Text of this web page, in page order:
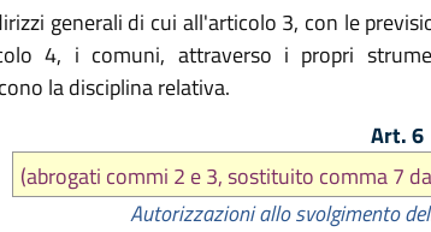
generali di cui all'articolo 3, con le
4, i comuni, attraverso i propri
la disciplina relativa.
Art. 6
(abrogati commi 2 e 3, sostituito comma 7
Autorizzazioni allo svolgimento